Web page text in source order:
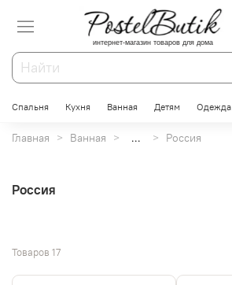
интернет-магазин товаров для дома
Спальня Кухня Ванная Детям Одежда
Главная Ванная ... Россия
Россия
Товаров 17